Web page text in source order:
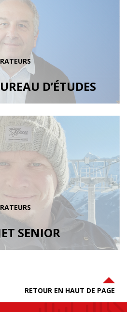
D’ÉTUDES
SENIOR
RETOUR EN HAUT DE PAGE